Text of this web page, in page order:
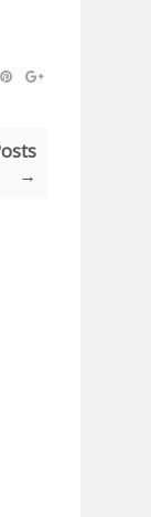
→